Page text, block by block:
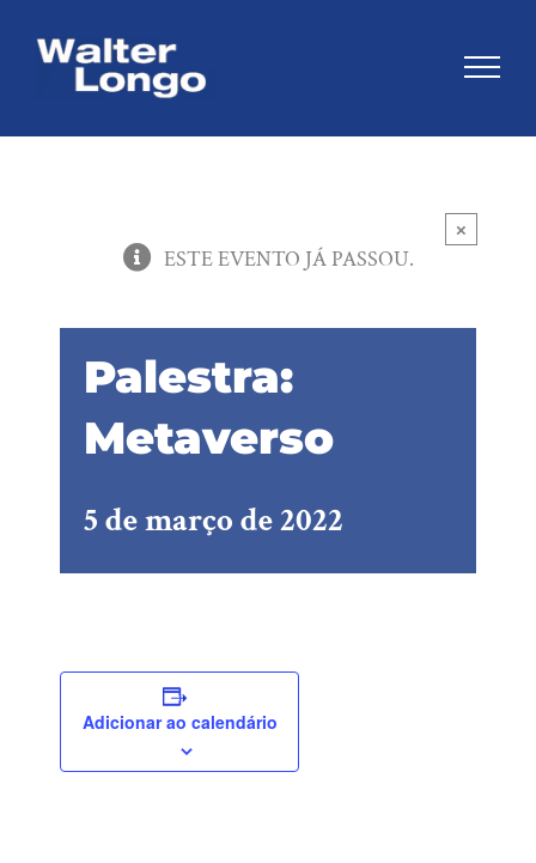
×
ESTE EVENTO JÁ PASSOU.
Palestra:
Metaverso
5 de março de 2022
Adicionar ao calendário